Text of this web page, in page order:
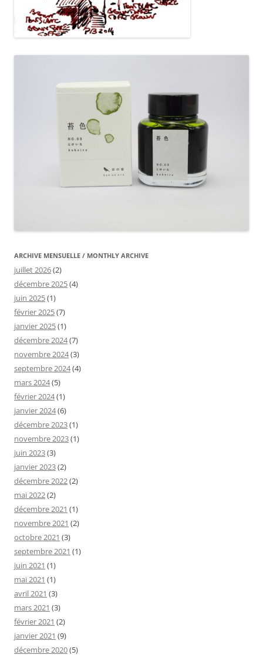
ARCHIVE MENSUELLE / MONTHLY ARCHIVE
juillet 2026(2)
décembre 2025(4)
juin 2025(1)
février 2025(7)
janvier 2025(1)
décembre 2024(7)
novembre 2024(3)
septembre 2024(4)
mars 2024(5)
février 2024(1)
janvier 2024(6)
décembre 2023(1)
novembre 2023(1)
juin 2023(3)
janvier 2023(2)
décembre 2022(2)
mai 2022(2)
décembre 2021 (1)
novembre 2021 (2)
octobre 2021 (3)
septembre 2021 (1)
juin 2021 (1)
mai 2021 (1)
avril 2021 (3)
mars 2021 (3)
février 2021 (2)
janvier 2021 (9)
décembre 2020(5)